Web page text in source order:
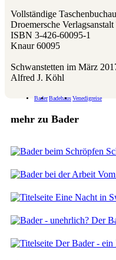
Vollständige
Droemersche
ISBN 3-426-60095-1
Knaur 60095
Schwanstetten im März
Alfred J. Köhl
BaderBadehausVenedigreise
mehr zu Bader
Eine Nacht in
Der
Der Bader - ein